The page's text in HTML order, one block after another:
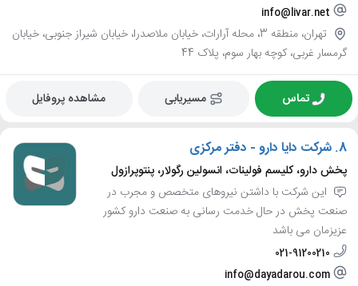
info@livar.net
تهران، منطقه 3، محله آرارات، خیابان ملاصدرا، خیابان شیراز جنوبی، خیابان
گرمسار غربی، کوچه بهار سوم، پلاک 44
تماس مسیریابی مشاهده پروفایل
8. شرکت دایا دارو - دفتر مرکزی
پخش دارو، کلیسم فولینات، انسولین رگولار، پنتوپرازول
این شرکت با داشتن نیروهای متخصص و مجرب در
صنعت پخش در حال خدمت رسانی به صنعت دارو کشور
عزیزمان می باشد
021-91200210
info@dayadarou.com